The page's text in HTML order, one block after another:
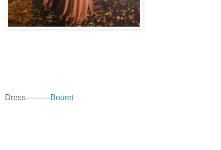
Dress----------Boüret